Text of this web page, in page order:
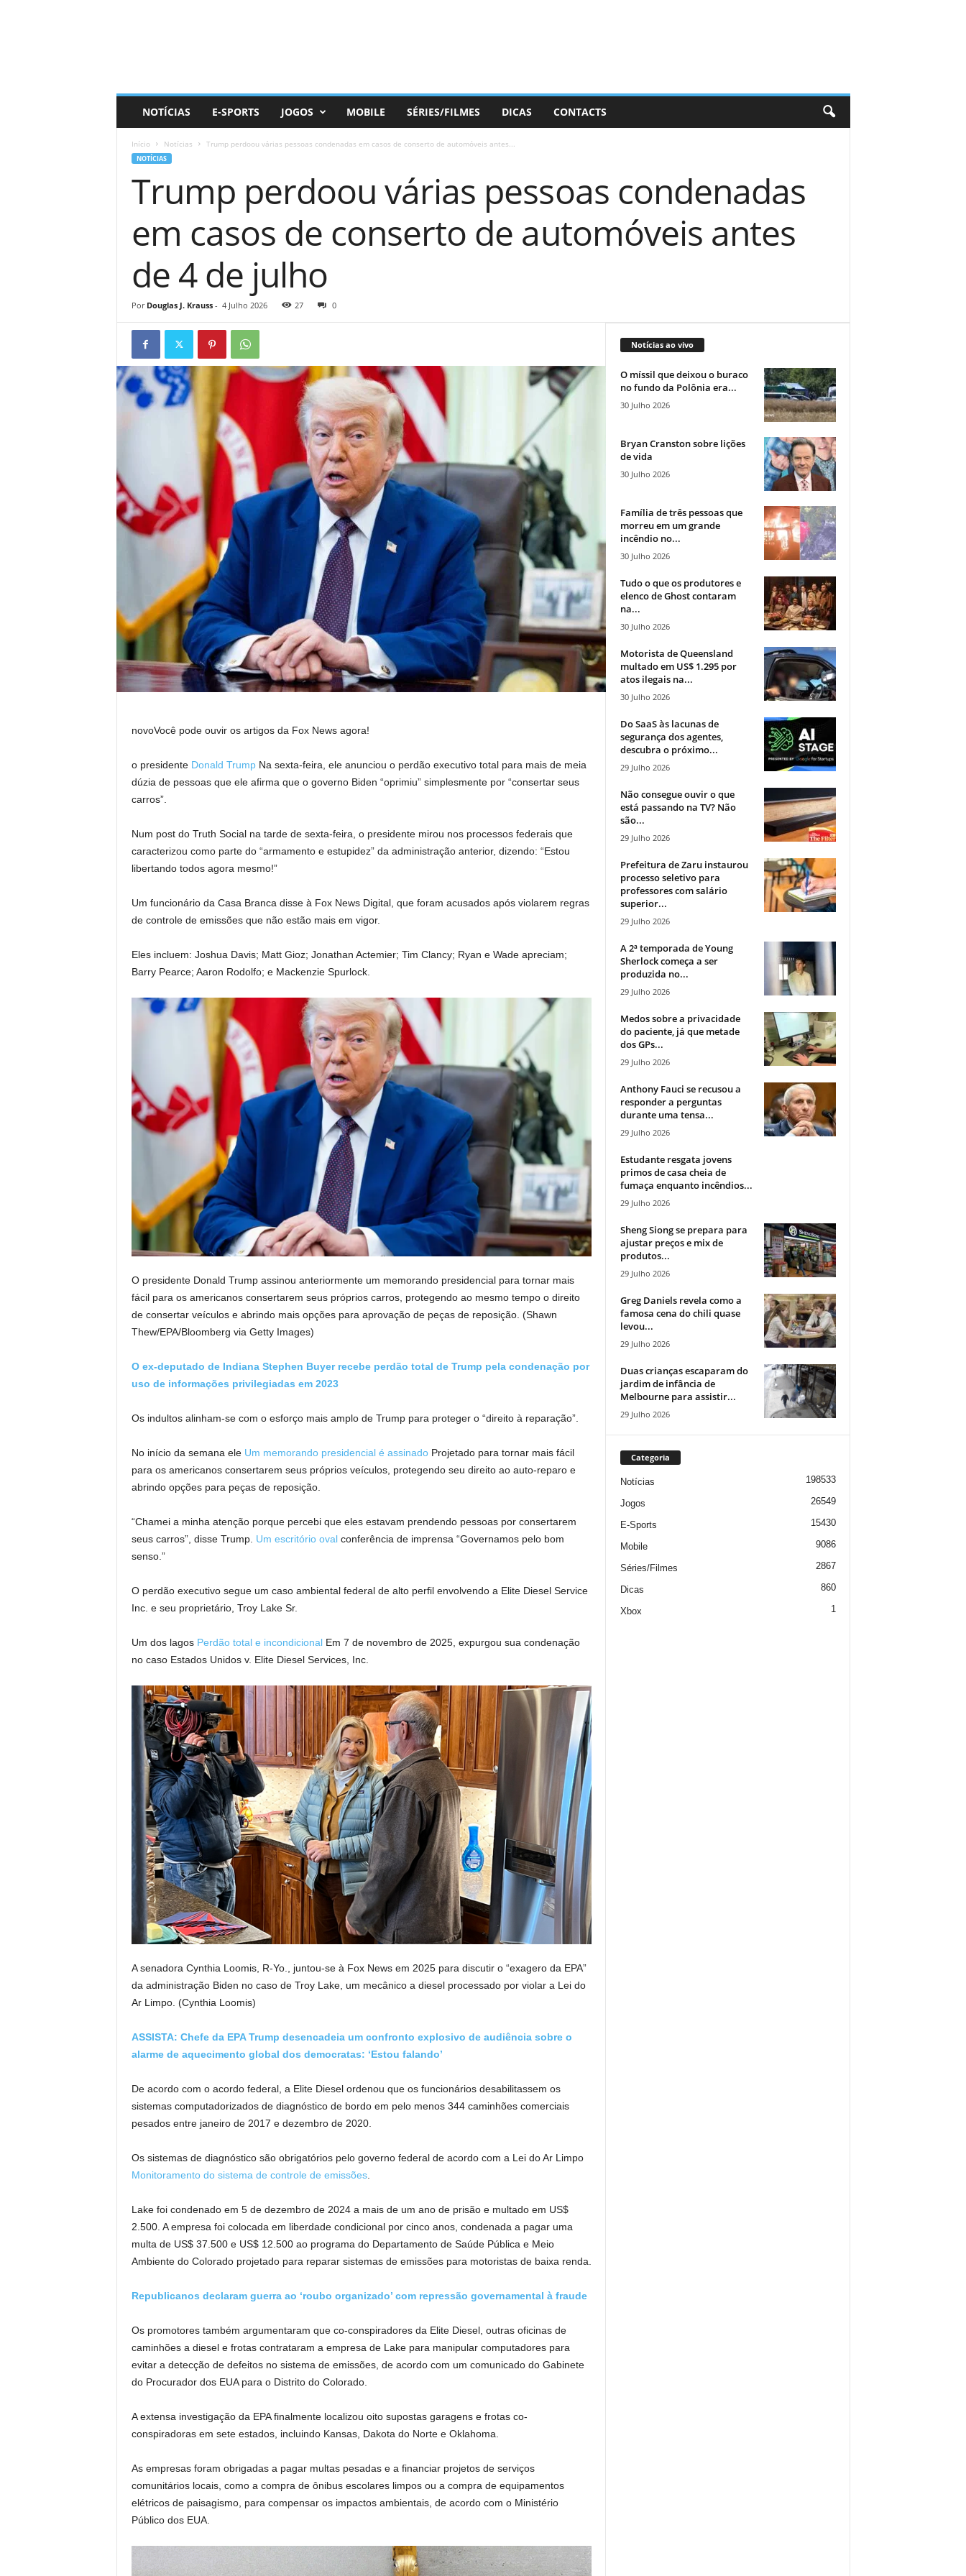
NOTÍCIAS E-SPORTS JOGOS MOBILE SÉRIES/FILMES DICAS CONTACTS
Início Notícias Trump perdoou várias pessoas condenadas em casos de conserto de automóveis antes...
NOTÍCIAS
Trump perdoou várias pessoas condenadas
em casos de conserto de automóveis antes
de 4 de julho
Por Douglas J. Krauss- 4 Julho 2026 27 0
novoVocê pode ouvir os artigos da Fox News agora!
o presidente Donald TrumpNa sexta-feira, ele anunciou o perdão executivo total para mais de meia
dúzia de pessoas que ele afirma que o governo Biden “oprimiu” simplesmente por “consertar seus
carros”.
Num post do Truth Social na tarde de sexta-feira, o presidente mirou nos processos federais que
caracterizou como parte do “armamento e estupidez” da administração anterior, dizendo: “Estou
libertando todos agora mesmo!”
Um funcionário da Casa Branca disse à Fox News Digital, que foram acusados ​​após violarem regras
de controle de emissões que não estão mais em vigor.
Eles incluem: Joshua Davis; Matt Gioz; Jonathan Actemier; Tim Clancy; Ryan e Wade apreciam;
Barry Pearce; Aaron Rodolfo; e Mackenzie Spurlock.
O presidente Donald Trump assinou anteriormente um memorando presidencial para tornar mais
fácil para os americanos consertarem seus próprios carros, protegendo ao mesmo tempo o direito
de consertar veículos e abrindo mais opções para aprovação de peças de reposição. (Shawn
Thew/EPA/Bloomberg via Getty Images)
O ex-deputado de Indiana Stephen Buyer recebe perdão total de Trump pela condenação por
uso de informações privilegiadas em 2023
Os indultos alinham-se com o esforço mais amplo de Trump para proteger o “direito à reparação”.
No início da semana ele Um memorando presidencial é assinadoProjetado para tornar mais fácil
para os americanos consertarem seus próprios veículos, protegendo seu direito ao auto-reparo e
abrindo opções para peças de reposição.
“Chamei a minha atenção porque percebi que eles estavam prendendo pessoas por consertarem
seus carros”, disse Trump. Um escritório ovalconferência de imprensa “Governamos pelo bom
senso.”
O perdão executivo segue um caso ambiental federal de alto perfil envolvendo a Elite Diesel Service
Inc. e seu proprietário, Troy Lake Sr.
Um dos lagos Perdão total e incondicionalEm 7 de novembro de 2025, expurgou sua condenação
no caso Estados Unidos v. Elite Diesel Services, Inc.
A senadora Cynthia Loomis, R-Yo., juntou-se à Fox News em 2025 para discutir o “exagero da EPA”
da administração Biden no caso de Troy Lake, um mecânico a diesel processado por violar a Lei do
Ar Limpo. (Cynthia Loomis)
ASSISTA: Chefe da EPA Trump desencadeia um confronto explosivo de audiência sobre o
alarme de aquecimento global dos democratas: ‘Estou falando’
De acordo com o acordo federal, a Elite Diesel ordenou que os funcionários desabilitassem os
sistemas computadorizados de diagnóstico de bordo em pelo menos 344 caminhões comerciais
pesados ​​entre janeiro de 2017 e dezembro de 2020.
Os sistemas de diagnóstico são obrigatórios pelo governo federal de acordo com a Lei do Ar Limpo
Monitoramento do sistema de controle de emissões.
Lake foi condenado em 5 de dezembro de 2024 a mais de um ano de prisão e multado em US$
2.500. A empresa foi colocada em liberdade condicional por cinco anos, condenada a pagar uma
multa de US$ 37.500 e US$ 12.500 ao programa do Departamento de Saúde Pública e Meio
Ambiente do Colorado projetado para reparar sistemas de emissões para motoristas de baixa renda.
Republicanos declaram guerra ao ‘roubo organizado’ com repressão governamental à fraude
Os promotores também argumentaram que co-conspiradores da Elite Diesel, outras oficinas de
caminhões a diesel e frotas contrataram a empresa de Lake para manipular computadores para
evitar a detecção de defeitos no sistema de emissões, de acordo com um comunicado do Gabinete
do Procurador dos EUA para o Distrito do Colorado.
A extensa investigação da EPA finalmente localizou oito supostas garagens e frotas co-
conspiradoras em sete estados, incluindo Kansas, Dakota do Norte e Oklahoma.
As empresas foram obrigadas a pagar multas pesadas e a financiar projetos de serviços
comunitários locais, como a compra de ônibus escolares limpos ou a compra de equipamentos
elétricos de paisagismo, para compensar os impactos ambientais, de acordo com o Ministério
Público dos EUA.
Notícias ao vivo
O míssil que deixou o buraco
no fundo da Polônia era...
30 Julho 2026
Bryan Cranston sobre lições
de vida
30 Julho 2026
Família de três pessoas que
morreu em um grande
incêndio no...
30 Julho 2026
Tudo o que os produtores e
elenco de Ghost contaram
na...
30 Julho 2026
Motorista de Queensland
multado em US$ 1.295 por
atos ilegais na...
30 Julho 2026
Do SaaS às lacunas de
segurança dos agentes,
descubra o próximo...
29 Julho 2026
Não consegue ouvir o que
está passando na TV? Não
são...
29 Julho 2026
Prefeitura de Zaru instaurou
processo seletivo para
professores com salário
superior...
29 Julho 2026
A 2ª temporada de Young
Sherlock começa a ser
produzida no...
29 Julho 2026
Medos sobre a privacidade
do paciente, já que metade
dos GPs...
29 Julho 2026
Anthony Fauci se recusou a
responder a perguntas
durante uma tensa...
29 Julho 2026
Estudante resgata jovens
primos de casa cheia de
fumaça enquanto incêndios...
29 Julho 2026
Sheng Siong se prepara para
ajustar preços e mix de
produtos...
29 Julho 2026
Greg Daniels revela como a
famosa cena do chili quase
levou...
29 Julho 2026
Duas crianças escaparam do
jardim de infância de
Melbourne para assistir...
29 Julho 2026
Categoria
Notícias 198533
Jogos 26549
E-Sports 15430
Mobile 9086
Séries/Filmes 2867
Dicas 860
Xbox 1